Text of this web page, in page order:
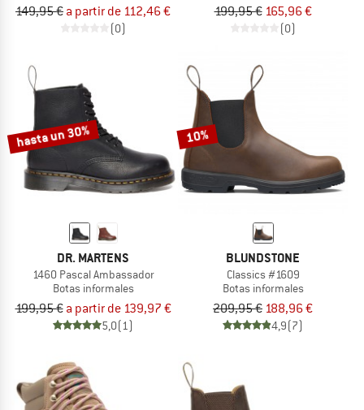
149,95 € a partir de 112,46 €
(0)
199,95 € 165,96 €
(0)
hasta un 30%
DR. MARTENS
1460 Pascal Ambassador
Botas informales
199,95 € a partir de 139,97 €
5,0(1)
10%
BLUNDSTONE
Classics #1609
Botas informales
209,95 € 188,96 €
4,9(7)